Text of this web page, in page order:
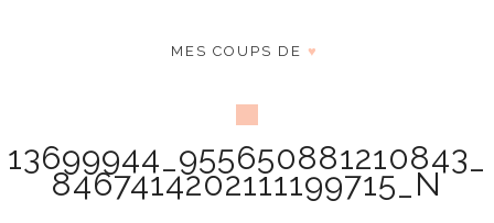
MES COUPS DE ♥
13699944_955650881210843_
8467414202111199715_N